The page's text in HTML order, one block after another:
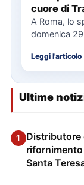
cuore di
A Roma, lo
domenica
Leggi l'articolo
Ultime
1
Distributore
rifornimento
Santa